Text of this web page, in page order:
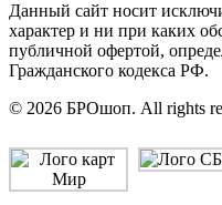
Данный сайт носит
характер и ни при каких
публичной офертой,
Гражданского кодекса РФ.
© 2026 БРОшоп. All rights